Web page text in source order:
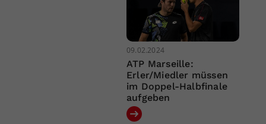
09.02.2024
ATP Marseille:
Erler/Miedler müssen
im Doppel-Halbfinale
aufgeben